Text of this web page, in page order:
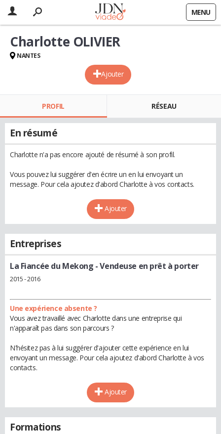
MENU
Ajouter
Charlotte OLIVIER
NANTES
PROFIL RÉSEAU
En résumé
Charlotte n'a pas encore ajouté de résumé à son profil.
Vous pouvez lui suggérer d'en écrire un en lui envoyant un
message. Pour cela ajoutez d'abord Charlotte à vos contacts.
Ajouter
Entreprises
La Fiancée du Mekong - Vendeuse en prêt à porter
2015 - 2016
Une expérience absente ?
Vous avez travaillé avec Charlotte dans une entreprise qui
n'apparaît pas dans son parcours ?
N'hésitez pas à lui suggérer d'ajouter cette expérience en lui
envoyant un message. Pour cela ajoutez d'abord Charlotte à vos
contacts.
Ajouter
Formations